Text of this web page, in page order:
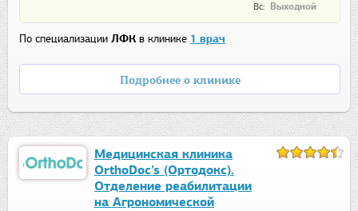
Вс:
Выходной
По специализации ЛФК в клинике 1 врач
Подробнее о клинике
Медицинская клиника
OrthoDoc’s (Ортодокс).
Отделение реабилитации
на Агрономической